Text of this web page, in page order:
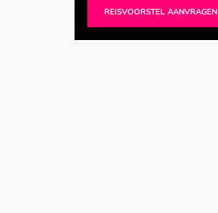
REISVOORSTEL AANVRAGEN